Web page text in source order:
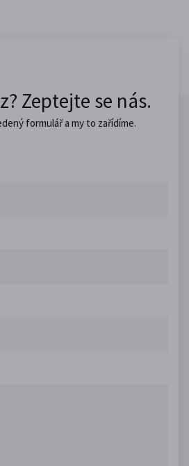
Zeptejte se nás.
formulář a my to zařídíme.